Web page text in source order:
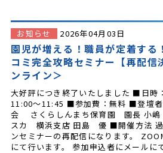
お知らせ 2026年04月03日
園児が増える！職員が定着す
コミ完全攻略セミナー【再配信
ンライン＞
大好評につき終了いたしました ■日時
11:00～11:45 ■参加費：無料 ■登壇
会 さくらしんまち保育園 園長 小
スカ 横浜支店 田島 優 ■開催方法 過
ンセミナーの再配信になります。
にて行います。 参加申込者にメール